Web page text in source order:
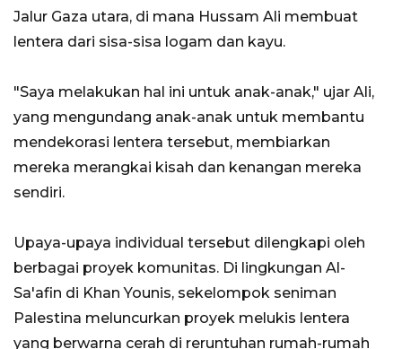
Jalur Gaza utara, di mana Hussam Ali membuat
lentera dari sisa-sisa logam dan kayu.
"Saya melakukan hal ini untuk anak-anak," ujar Ali,
yang mengundang anak-anak untuk membantu
mendekorasi lentera tersebut, membiarkan
mereka merangkai kisah dan kenangan mereka
sendiri.
Upaya-upaya individual tersebut dilengkapi oleh
berbagai proyek komunitas. Di lingkungan Al-
Sa'afin di Khan Younis, sekelompok seniman
Palestina meluncurkan proyek melukis lentera
yang berwarna cerah di reruntuhan rumah-rumah